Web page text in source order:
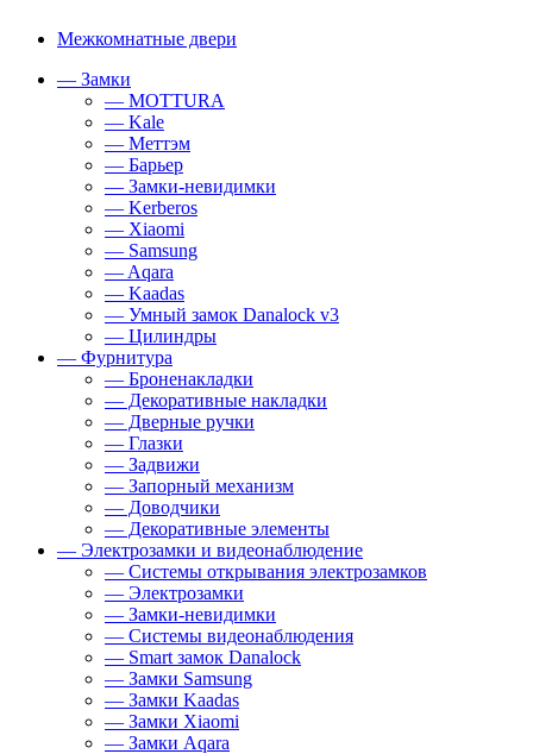
Межкомнатные двери
— Замки
— MOTTURA
— Kale
— Меттэм
— Барьер
— Замки-невидимки
— Kerberos
— Xiaomi
— Samsung
— Aqara
— Kaadas
— Умный замок Danalock v3
— Цилиндры
— Фурнитура
— Броненакладки
— Декоративные накладки
— Дверные ручки
— Глазки
— Задвижи
— Запорный механизм
— Доводчики
— Декоративные элементы
— Электрозамки и видеонаблюдение
— Системы открывания электрозамков
— Электрозамки
— Замки-невидимки
— Системы видеонаблюдения
— Smart замок Danalock
— Замки Samsung
— Замки Kaadas
— Замки Xiaomi
— Замки Aqara